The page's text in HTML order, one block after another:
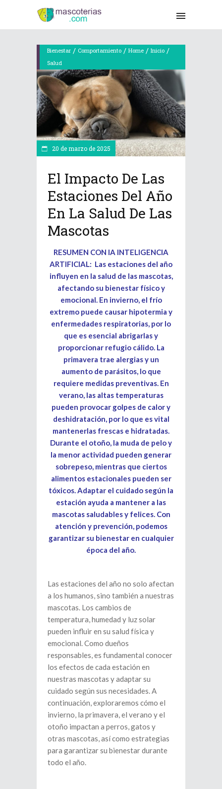
Bienestar / Comportamiento / Home / Inicio /
Salud
20 de marzo de 2025
El Impacto De Las
Estaciones Del Año
En La Salud De Las
Mascotas
RESUMEN CON IA INTELIGENCIA
ARTIFICIAL: Las estaciones del año
influyen en la salud de las mascotas,
afectando su bienestar físico y
emocional. En invierno, el frío
extremo puede causar hipotermia y
enfermedades respiratorias, por lo
que es esencial abrigarlas y
proporcionar refugio cálido. La
primavera trae alergias y un
aumento de parásitos, lo que
requiere medidas preventivas. En
verano, las altas temperaturas
pueden provocar golpes de calor y
deshidratación, por lo que es vital
mantenerlas frescas e hidratadas.
Durante el otoño, la muda de pelo y
la menor actividad pueden generar
sobrepeso, mientras que ciertos
alimentos estacionales pueden ser
tóxicos. Adaptar el cuidado según la
estación ayuda a mantener a las
mascotas saludables y felices. Con
atención y prevención, podemos
garantizar su bienestar en cualquier
época del año.
Las estaciones del año no solo afectan
a los humanos, sino también a nuestras
mascotas. Los cambios de
temperatura, humedad y luz solar
pueden influir en su salud física y
emocional. Como dueños
responsables, es fundamental conocer
los efectos de cada estación en
nuestras mascotas y adaptar su
cuidado según sus necesidades. A
continuación, exploraremos cómo el
invierno, la primavera, el verano y el
otoño impactan a perros, gatos y
otras mascotas, así como estrategias
para garantizar su bienestar durante
todo el año.